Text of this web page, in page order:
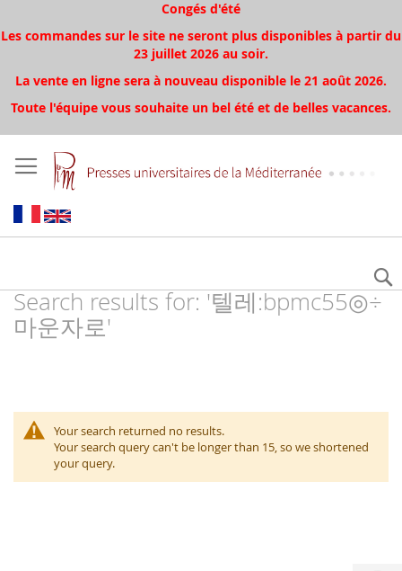
Congés d'été
Les commandes sur le site ne seront plus disponibles à partir du
23 juillet 2026 au soir.
La vente en ligne sera à nouveau disponible le 21 août 2026.
Toute l'équipe vous souhaite un bel été et de belles vacances.
Search results for: '텔레:bpmc55◎÷
마운자로'
Your search returned no results.
Your search query can't be longer than 15, so we shortened
your query.